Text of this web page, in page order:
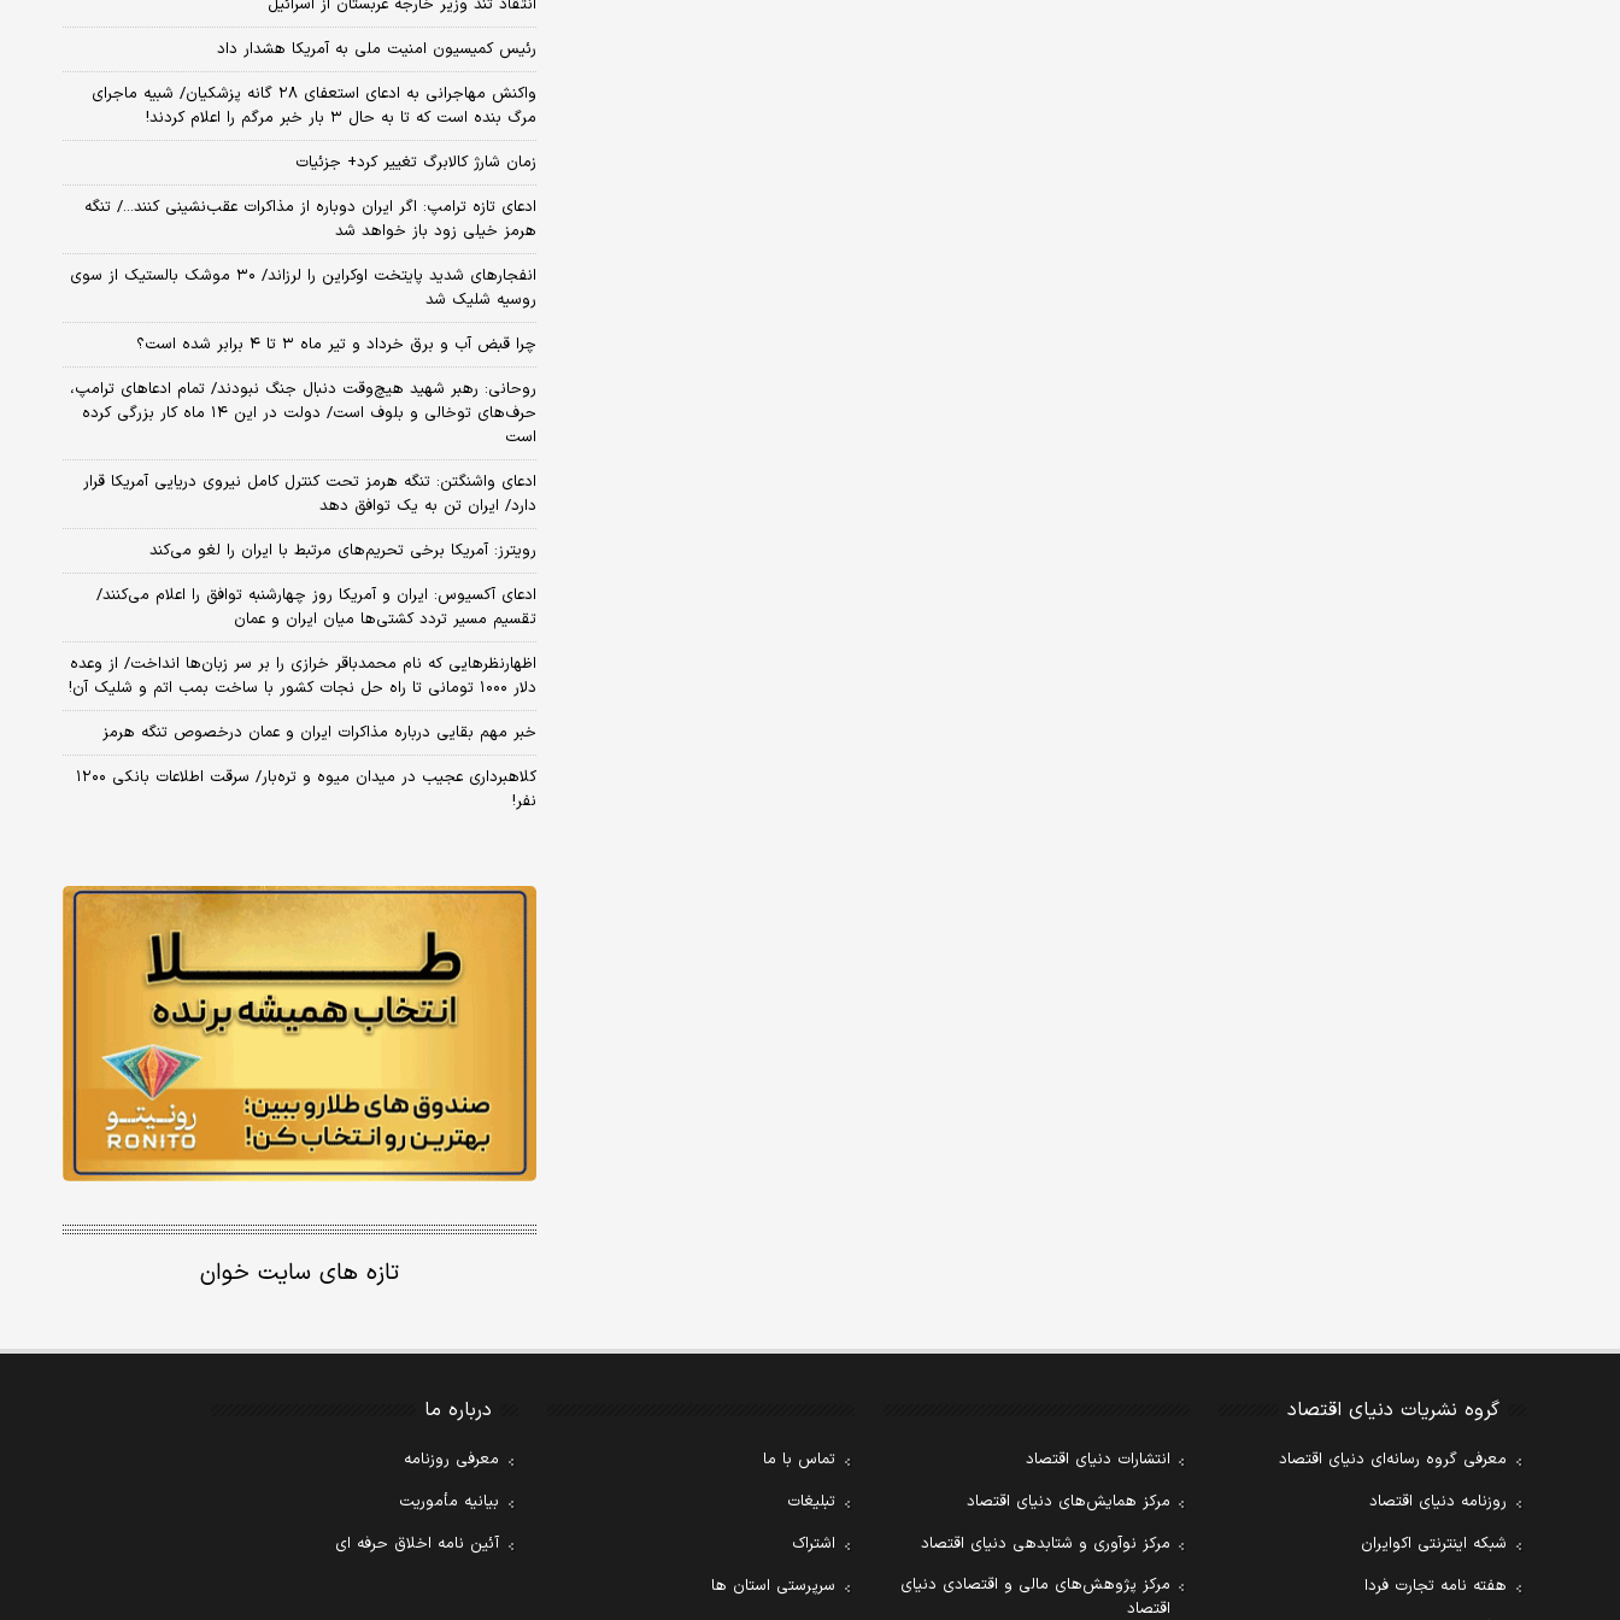
رئیس کمیسیون امنیت ملی به آمریکا هشدار داد
واکنش مهاجرانی به ادعای استعفای ۲۸ گانه پزشکیان/ شبیه ماجرای
مرگ بنده است که تا به حال ۳ بار خبر مرگم را اعلام کردند!
زمان شارژ کالابرگ تغییر کرد+ جزئیات
ادعای تازه ترامپ: اگر ایران دوباره از مذاکرات عقب‌نشینی کنند.../ تنگه
هرمز خیلی زود باز خواهد شد
انفجارهای شدید پایتخت اوکراین را لرزاند/ ۳۰ موشک بالستیک از سوی
روسیه شلیک شد
چرا قبض آب و برق خرداد و تیر ماه ۳ تا ۴ برابر شده است؟
روحانی: رهبر شهید هیچ‌وقت دنبال جنگ نبودند/ تمام ادعاهای ترامپ،
حرف‌های توخالی و بلوف است/ دولت در این ۱۴ ماه کار بزرگی کرده
است
ادعای واشنگتن: تنگه هرمز تحت کنترل کامل نیروی دریایی آمریکا قرار
دارد/ ایران تن به یک توافق دهد
رویترز: آمریکا برخی تحریم‌های مرتبط با ایران را لغو می‌کند
ادعای آکسیوس: ایران و آمریکا روز چهارشنبه توافق را اعلام می‌کنند/
تقسیم مسیر تردد کشتی‌ها میان ایران و عمان
اظهارنظرهایی که نام محمدباقر خرازی را بر سر زبان‌ها انداخت/ از وعده
دلار ۱۰۰۰ تومانی تا راه حل نجات کشور با ساخت بمب اتم و شلیک آن!
خبر مهم بقایی درباره مذاکرات ایران و عمان درخصوص تنگه هرمز
کلاهبرداری عجیب در میدان میوه و تره‌بار/ سرقت اطلاعات بانکی ۱۲۰۰
نفر!
تازه های سایت خوان
گروه نشریات دنیای اقتصاد
معرفی گروه رسانه‌ای دنیای اقتصاد
روزنامه دنیای اقتصاد
شبکه اینترنتی اکوایران
هفته نامه تجارت فردا
انتشارات دنیای اقتصاد
مرکز همایش‌های دنیای اقتصاد
مرکز نوآوری و شتابدهی دنیای اقتصاد
مرکز پژوهش‌های مالی و اقتصادی دنیای
اقتصاد
تماس با ما
تبلیغات
اشتراک
سرپرستی استان ها
درباره ما
معرفی روزنامه
بیانیه مأموریت
آئین نامه اخلاق حرفه ای